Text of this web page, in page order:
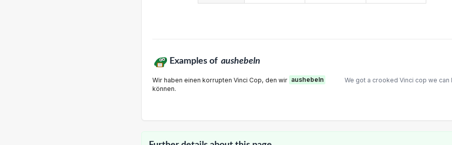
Examples of aushebeln
Wir haben einen korrupten Vinci Cop, den wir aushebeln
können.
We got a crooked Vinci cop we